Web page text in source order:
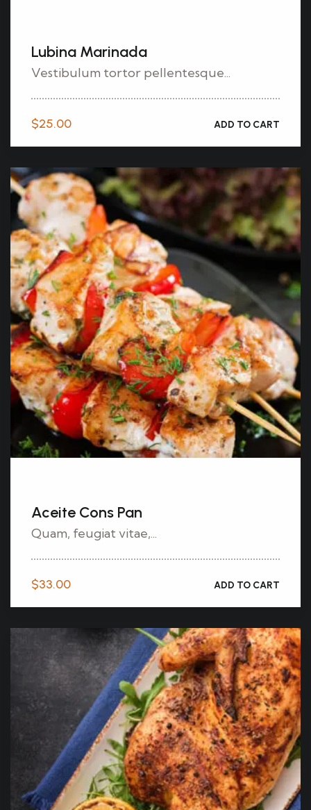
Lubina Marinada
Vestibulum tortor pellentesque...
$25.00 ADD TO CART
Aceite Cons Pan
Quam, feugiat vitae,...
$33.00 ADD TO CART